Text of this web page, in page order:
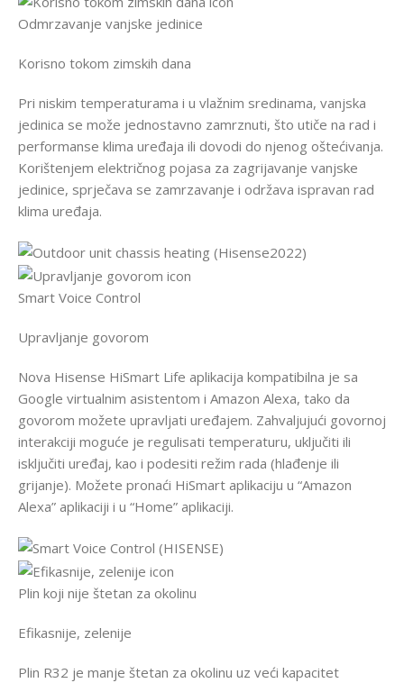
Odmrzavanje vanjske jedinice
Korisno tokom zimskih dana
Pri niskim temperaturama i u vlažnim sredinama, vanjska
jedinica se može jednostavno zamrznuti, što utiče na rad i
performanse klima uređaja ili dovodi do njenog oštećivanja.
Korištenjem električnog pojasa za zagrijavanje vanjske
jedinice, sprječava se zamrzavanje i održava ispravan rad
klima uređaja.
Smart Voice Control
Upravljanje govorom
Nova Hisense HiSmart Life aplikacija kompatibilna je sa
Google virtualnim asistentom i Amazon Alexa, tako da
govorom možete upravljati uređajem. Zahvaljujući govornoj
interakciji moguće je regulisati temperaturu, uključiti ili
isključiti uređaj, kao i podesiti režim rada (hlađenje ili
grijanje). Možete pronaći HiSmart aplikaciju u “Amazon
Alexa” aplikaciji i u “Home” aplikaciji.
Plin koji nije štetan za okolinu
Efikasnije, zelenije
Plin R32 je manje štetan za okolinu uz veći kapacitet